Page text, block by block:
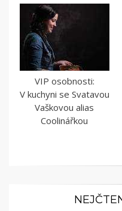
VIP osobnosti:
V kuchyni se Svatavou
Vaškovou alias
Coolinářkou